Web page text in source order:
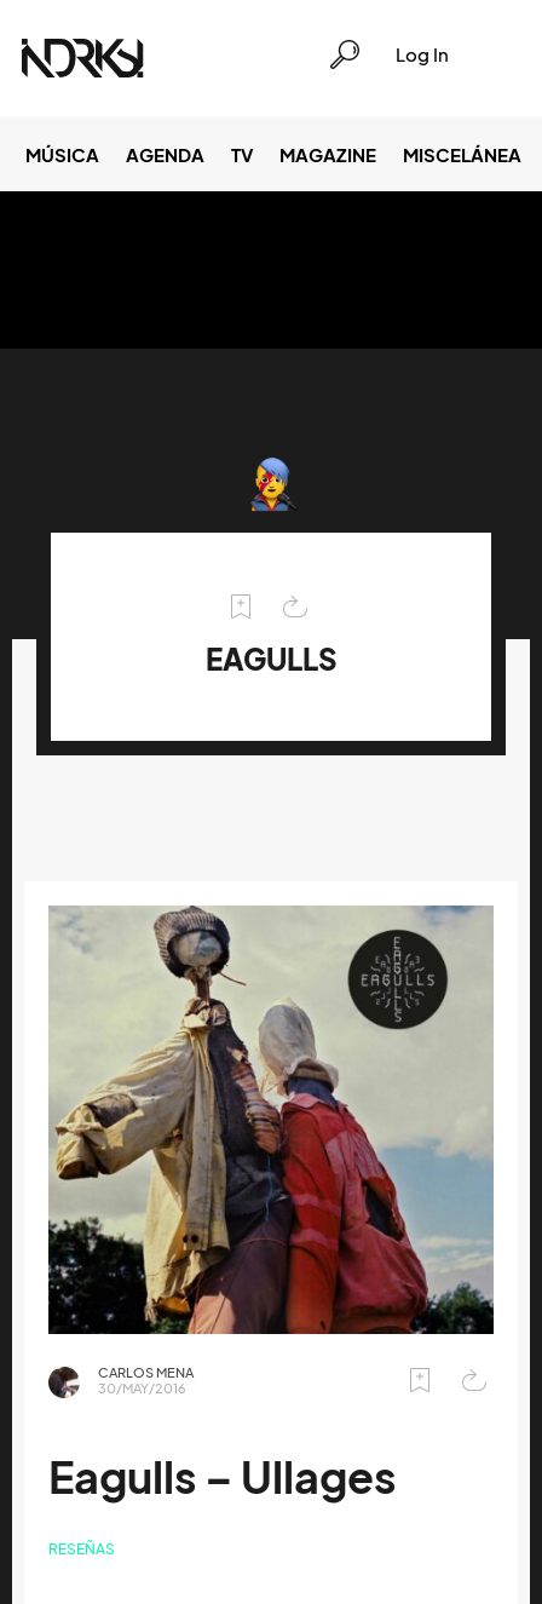
Log In
MÚSICA AGENDA TV MAGAZINE MISCELÁNEA
EAGULLS
CARLOS MENA
30/MAY/2016
Eagulls – Ullages
RESEÑAS